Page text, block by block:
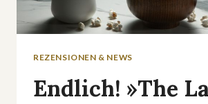
REZENSIONEN & NEWS
Endlich! »The